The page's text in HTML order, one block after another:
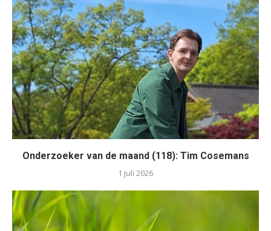
Onderzoeker van de maand (118): Tim Cosemans
1 juli 2026